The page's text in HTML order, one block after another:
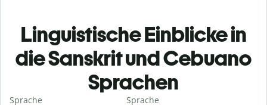
Linguistische Einblicke in
die Sanskrit und Cebuano
Sprachen
Sprache
Sprache